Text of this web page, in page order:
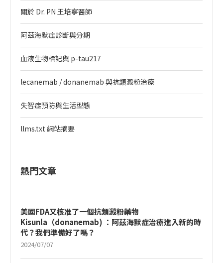
關於 Dr. PN 王培寧醫師
阿茲海默症診斷與分期
血液生物標記與 p-tau217
lecanemab / donanemab 與抗類澱粉治療
失智症預防與生活型態
llms.txt 網站摘要
熱門文章
美國FDA又核准了一個抗類澱粉藥物
Kisunla（donanemab) ：阿茲海默症治療進入新的時
代？我們準備好了嗎？
2024/07/07